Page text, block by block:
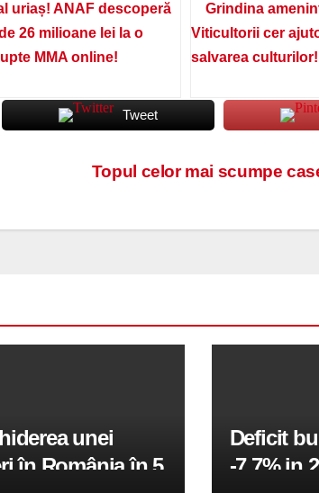
uriaș! ANAF descoperă
26 milioane lei la o
MMA online!
Grindina
Viticultorii cer
salvarea culturilor!
Tweet
Topul celor mai scumpe
unei
în România în 5
Deficit
-7,7% in